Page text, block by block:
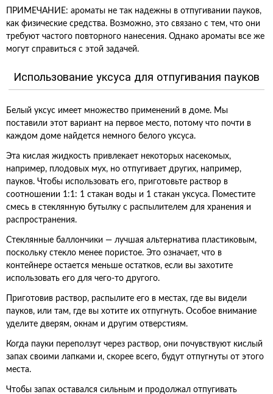
ПРИМЕЧАНИЕ: ароматы не так надежны в отпугивании пауков,
как физические средства. Возможно, это связано с тем, что они
требуют частого повторного нанесения. Однако ароматы все же
могут справиться с этой задачей.
Использование уксуса для отпугивания пауков
Белый уксус имеет множество применений в доме. Мы
поставили этот вариант на первое место, потому что почти в
каждом доме найдется немного белого уксуса.
Эта кислая жидкость привлекает некоторых насекомых,
например, плодовых мух, но отпугивает других, например,
пауков. Чтобы использовать его, приготовьте раствор в
соотношении 1:1: 1 стакан воды и 1 стакан уксуса. Поместите
смесь в стеклянную бутылку с распылителем для хранения и
распространения.
Стеклянные баллончики — лучшая альтернатива пластиковым,
поскольку стекло менее пористое. Это означает, что в
контейнере остается меньше остатков, если вы захотите
использовать его для чего-то другого.
Приготовив раствор, распылите его в местах, где вы видели
пауков, или там, где вы хотите их отпугнуть. Особое внимание
уделите дверям, окнам и другим отверстиям.
Когда пауки переползут через раствор, они почувствуют кислый
запах своими лапками и, скорее всего, будут отпугнуты от этого
места.
Чтобы запах оставался сильным и продолжал отпугивать